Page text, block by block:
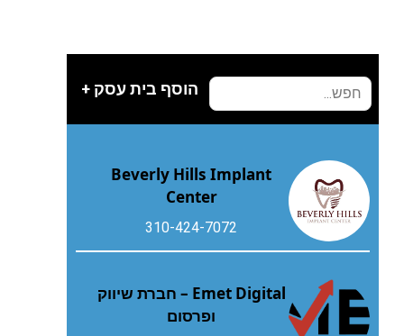
הוסף בית עסק +
Beverly Hills Implant
Center
310-424-7072
Emet Digital – חברת שיווק
ופרסום